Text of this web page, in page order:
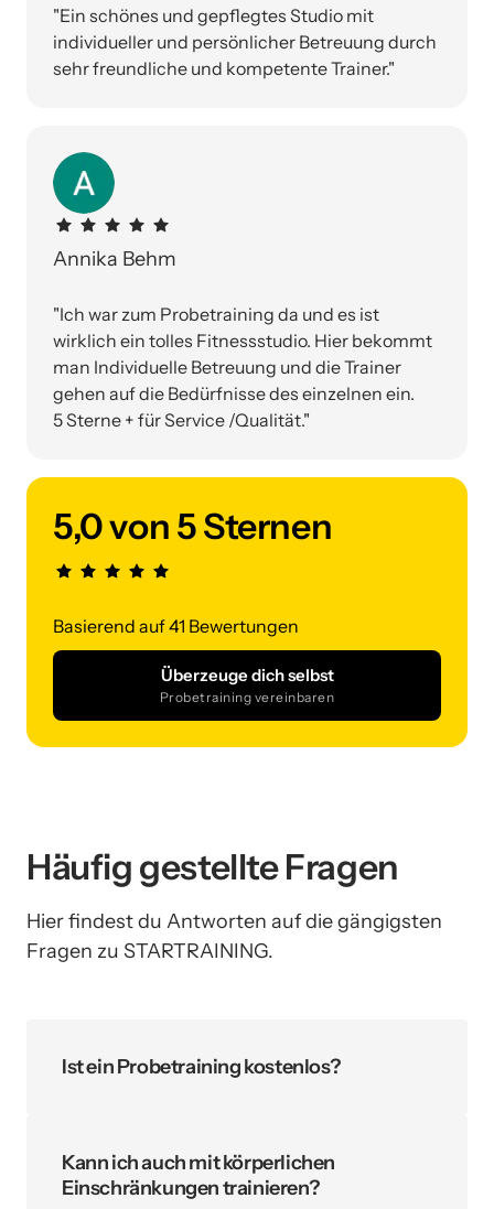
"Ein schönes und gepflegtes Studio mit
individueller und persönlicher Betreuung durch
sehr freundliche und kompetente Trainer."
Annika Behm
"Ich war zum Probetraining da und es ist
wirklich ein tolles Fitnessstudio. Hier bekommt
man Individuelle Betreuung und die Trainer
gehen auf die Bedürfnisse des einzelnen ein.
5 Sterne + für Service /Qualität."
5,0 von 5 Sternen
Basierend auf 41 Bewertungen
Überzeuge dich selbst
Probetraining vereinbaren
Häufig gestellte Fragen
Hier findest du Antworten auf die gängigsten
Fragen zu STARTRAINING.
Ist ein Probetraining kostenlos?
uns und unser Angebot ganz entspannt
kennenlernen kannst.
Kann ich auch mit körperlichen
Einschränkungen trainieren?